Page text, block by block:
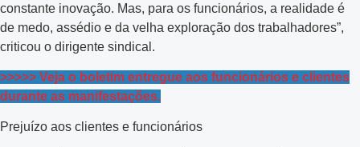
constante inovação. Mas, para os funcionários, a realidade é
de medo, assédio e da velha exploração dos trabalhadores”,
criticou o dirigente sindical.
>>>>> Veja o boletim entregue aos funcionários e clientes
durante as manifestações.
Prejuízo aos clientes e funcionários